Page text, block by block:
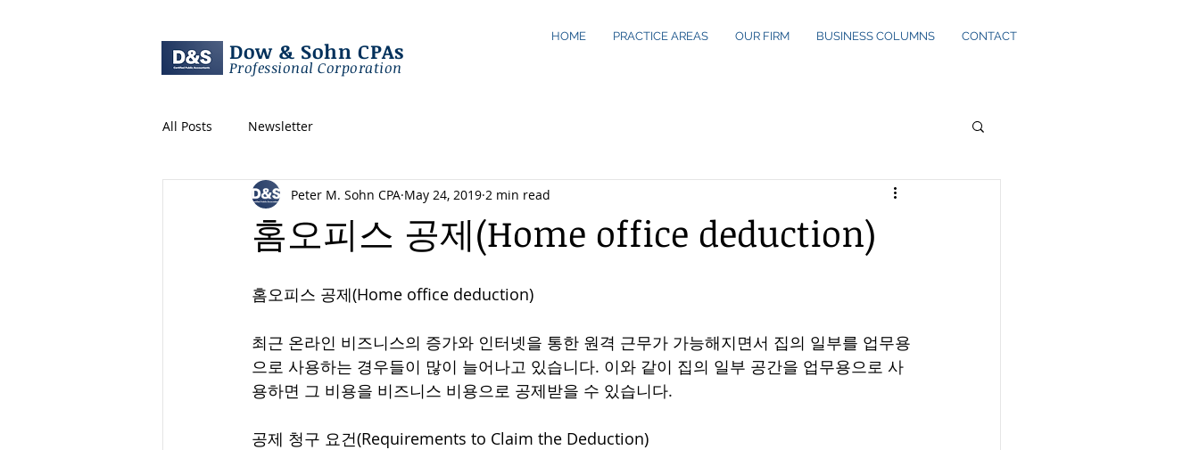
Dow & Sohn CPAs
Professional Corporation
HOME PRACTICE AREAS OUR FIRM BUSINESS COLUMNS CONTACT
All Posts Newsletter
홈오피스 공제(Home office deduction)
Peter M. Sohn CPA May 24, 2019 2 min read
홈오피스 공제(Home office deduction)
최근 온라인 비즈니스의 증가와 인터넷을 통한 원격 근무가 가능해지면서 집의 일부를 업무용
으로 사용하는 경우들이 많이 늘어나고 있습니다. 이와 같이 집의 일부 공간을 업무용으로 사
용하면 그 비용을 비즈니스 비용으로 공제받을 수 있습니다.
공제 청구 요건(Requirements to Claim the Deduction)